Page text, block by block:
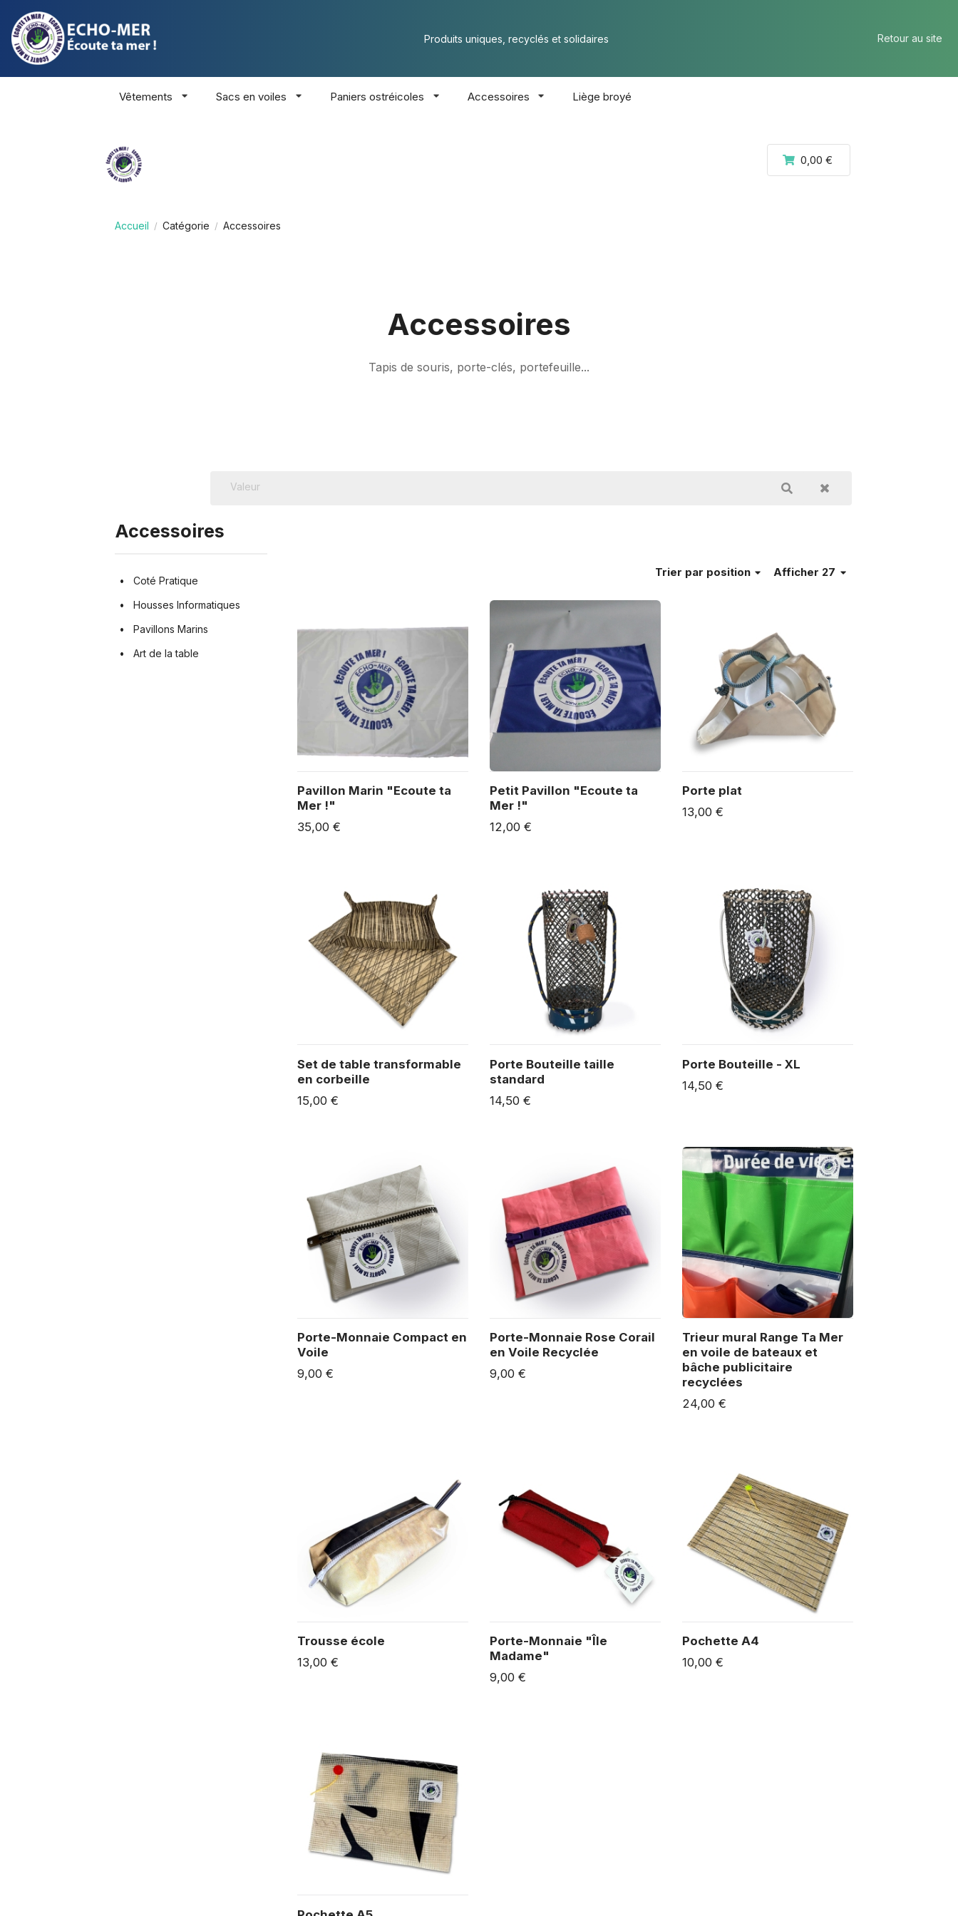
Produits uniques, recyclés et solidaires Retour au site
Vêtements Sacs en voiles Paniers ostréicoles Accessoires Liège broyé
0,00 €
Accueil / Catégorie / Accessoires
Accessoires
Tapis de souris, porte-clés, portefeuille...
Accessoires
Coté Pratique
Housses Informatiques
Pavillons Marins
Art de la table
Afficher 27
Trier par position
Pavillon Marin "Ecoute ta
Mer !"
35,00 €
Petit Pavillon "Ecoute ta
Mer !"
12,00 €
Porte plat
13,00 €
Set de table transformable
en corbeille
15,00 €
Porte Bouteille taille
standard
14,50 €
Porte Bouteille - XL
14,50 €
Porte-Monnaie Compact en
Voile
9,00 €
Porte-Monnaie Rose Corail
en Voile Recyclée
9,00 €
Trieur mural Range Ta Mer
en voile de bateaux et
bâche publicitaire
recyclées
24,00 €
Trousse école
13,00 €
Porte-Monnaie "Île
Madame"
9,00 €
Pochette A4
10,00 €